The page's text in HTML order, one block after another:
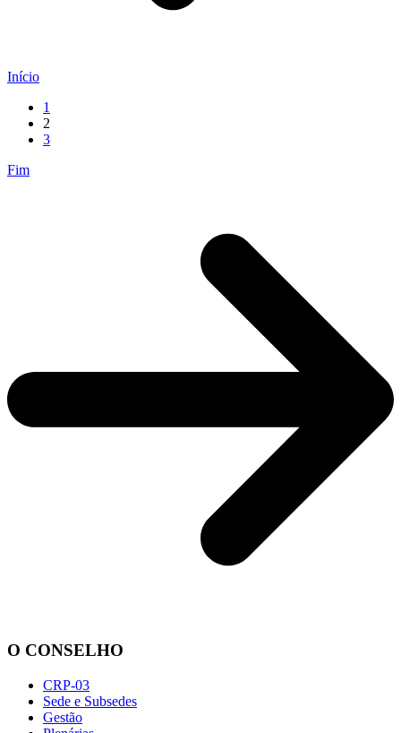
Início
1
2
3
Fim
O CONSELHO
CRP-03
Sede e Subsedes
Gestão